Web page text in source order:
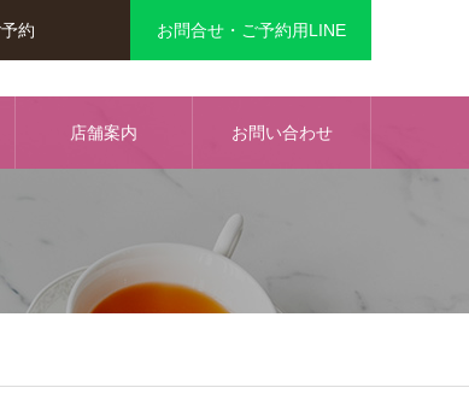
約 お問合せ・ご予約用LINE
店舗案内 お問い合わせ